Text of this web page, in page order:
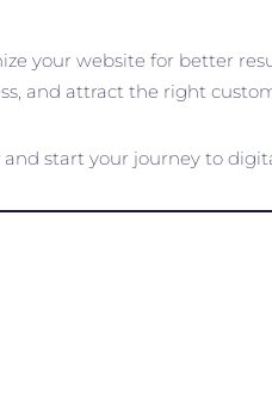
your website for better
and attract the right
and start your journey to